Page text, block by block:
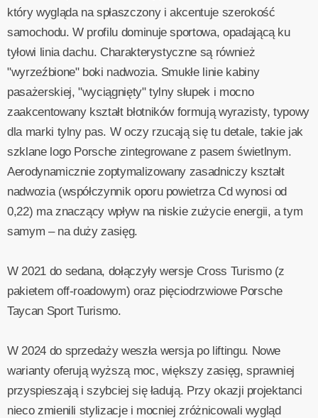
który wygląda na spłaszczony i akcentuje szerokość
samochodu. W profilu dominuje sportowa, opadającą ku
tyłowi linia dachu. Charakterystyczne są również
"wyrzeźbione" boki nadwozia. Smukłe linie kabiny
pasażerskiej, "wyciągnięty" tylny słupek i mocno
zaakcentowany kształt błotników formują wyrazisty, typowy
dla marki tylny pas. W oczy rzucają się tu detale, takie jak
szklane logo Porsche zintegrowane z pasem świetlnym.
Aerodynamicznie zoptymalizowany zasadniczy kształt
nadwozia (współczynnik oporu powietrza Cd wynosi od
0,22) ma znaczący wpływ na niskie zużycie energii, a tym
samym – na duży zasięg.
W 2021 do sedana, dołączyły wersje Cross Turismo (z
pakietem off-roadowym) oraz pięciodrzwiowe Porsche
Taycan Sport Turismo.
W 2024 do sprzedaży weszła wersja po liftingu. Nowe
warianty oferują wyższą moc, większy zasięg, sprawniej
przyspieszają i szybciej się ładują. Przy okazji projektanci
nieco zmienili stylizacje i mocniej zróżnicowali wygląd